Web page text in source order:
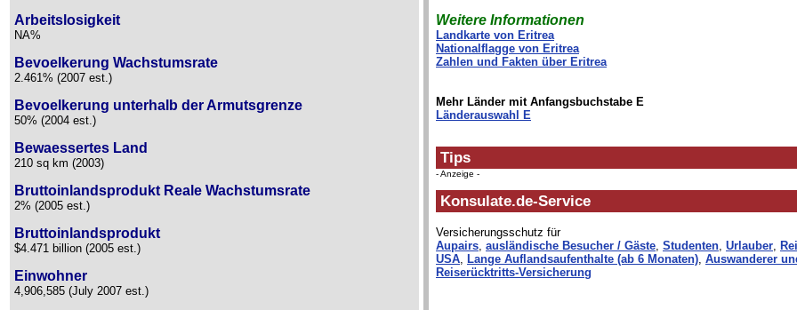
Arbeitslosigkeit
NA%
Bevoelkerung Wachstumsrate
2.461% (2007 est.)
Bevoelkerung unterhalb der Armutsgrenze
50% (2004 est.)
Bewaessertes Land
210 sq km (2003)
Bruttoinlandsprodukt Reale Wachstumsrate
2% (2005 est.)
Bruttoinlandsprodukt
$4.471 billion (2005 est.)
Einwohner
4,906,585 (July 2007 est.)
Weitere Informationen
Landkarte von Eritrea
Nationalflagge von Eritrea
Zahlen und Fakten über Eritrea
Mehr Länder mit Anfangsbuchstabe E
Länderauswahl E
Tips
- Anzeige -
Konsulate.de-Service
Versicherungsschutz für
Aupairs, ausländische Besucher / Gäste, Studenten, Urlauber,
USA, Lange Auflandsaufenthalte (ab 6 Monaten), Auswanderer
Reiserücktritts-Versicherung